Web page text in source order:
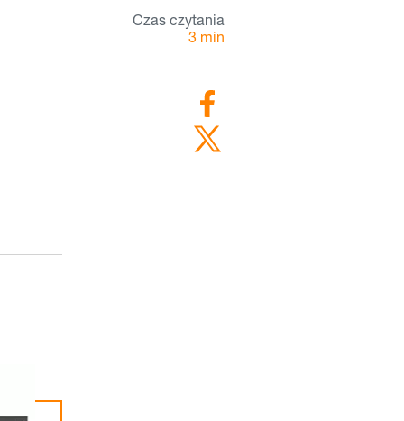
Czas czytania
3 min